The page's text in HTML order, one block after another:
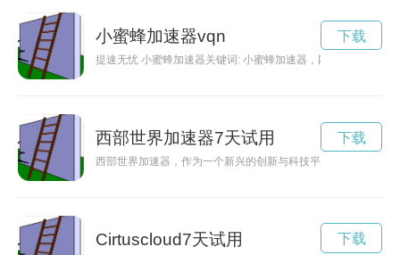
小蜜蜂加速器vqn
提速无忧 小蜜蜂加速器关键词: 小蜜蜂加速器，网络提速，稳
下载
西部世界加速器7天试用
西部世界加速器，作为一个新兴的创新与科技平台，为创业者
下载
Cirtuscloud7天试用 下载